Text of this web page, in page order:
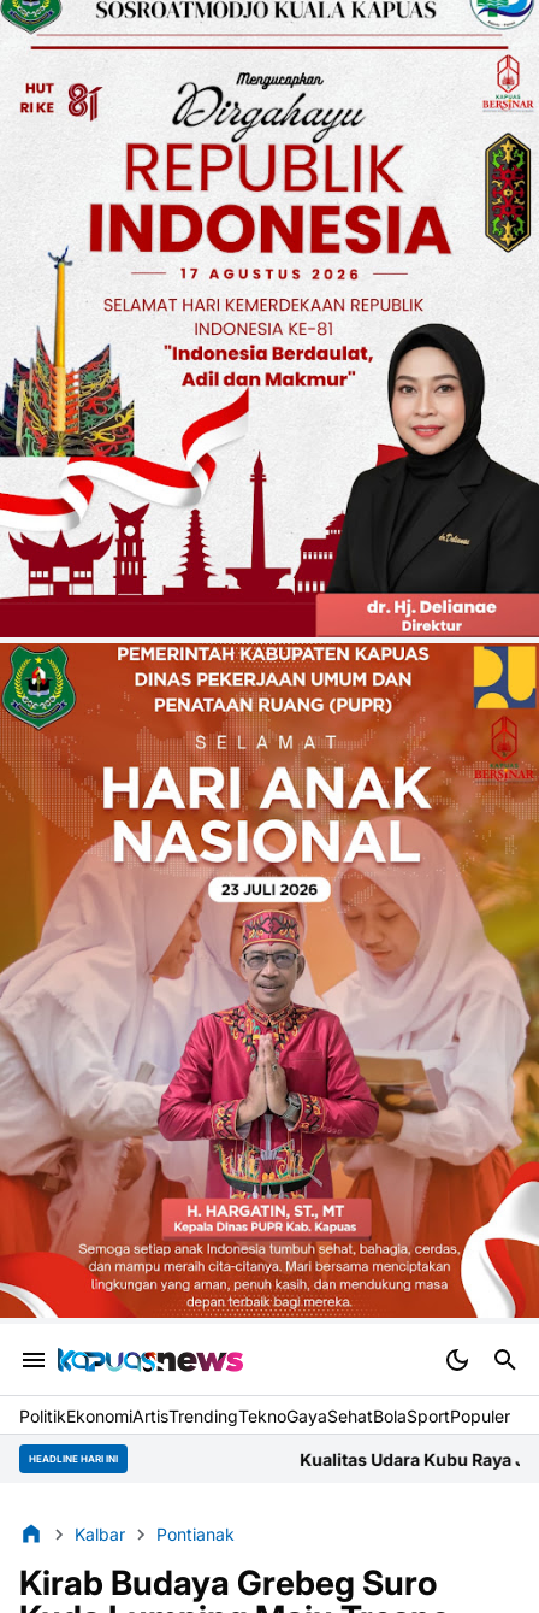
PolitikEkonomiArtisTrendingTeknoGayaSehatBolaSportPopuler
HEADLINE HARI INIKualitas Udara Kubu Raya Jumat Pagi Masuk
Kalbar Pontianak
Kirab Budaya Grebeg Suro